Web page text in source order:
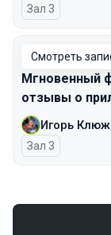
Зал 3
Смотреть
Мгновенный
отзывы о
Игорь
Зал 3